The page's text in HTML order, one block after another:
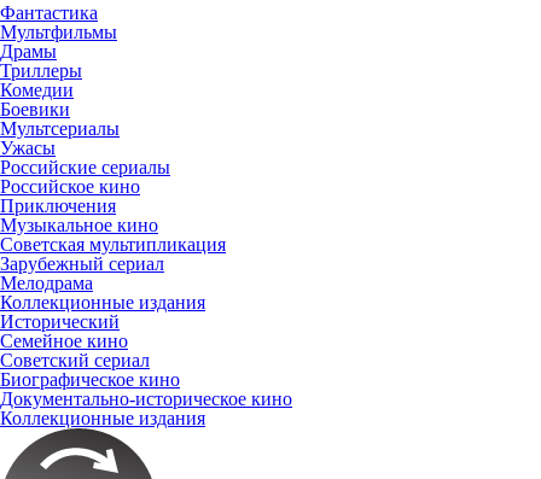
Фантастика
Мультфильмы
Драмы
Триллеры
Комедии
Боевики
Мультсериалы
Ужасы
Российские сериалы
Российское кино
Приключения
Музыкальное кино
Советская мультипликация
Зарубежный сериал
Мелодрама
Коллекционные издания
Исторический
Семейное кино
Советский сериал
Биографическое кино
Документально-историческое кино
Коллекционные издания